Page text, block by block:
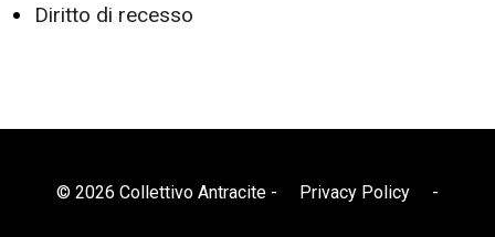
Diritto di recesso
© 2026 Collettivo Antracite - Privacy Policy -